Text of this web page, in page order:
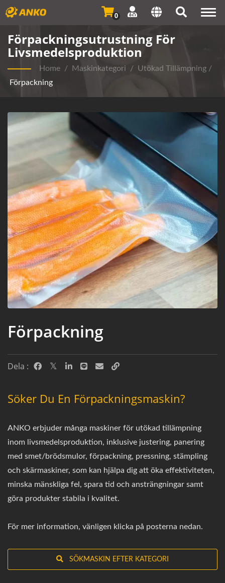
0
Förpackningsutrustning För
Livsmedelsproduktion
Home / Maskinkategori / Utökad Tillämpning /
Förpackning
Förpackning
Dela :
Söker Du En Förpackningsmaskin?
ANKO erbjuder många maskiner för utökad tillämpning
inom livsmedelsproduktion, inklusive justering, panering
med smet/brödsmulor, förpackning, pressning, stämpling
och skärmaskiner, som kan hjälpa dig att öka effektiviteten,
minska mänskliga fel, spara tid och ansträngningar samt
göra produkter stabila i kvalitet.
För mer information, vänligen klicka på posterna nedan.
SÖKMASKIN EFTER KATEGORI